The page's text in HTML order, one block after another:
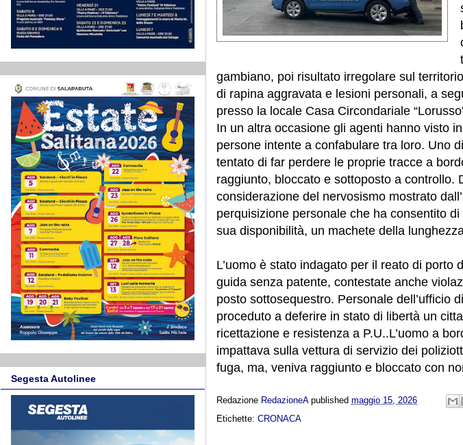
gambiano, poi risultato irregolare sul
di rapina aggravata e lesioni personali, a
presso la locale Casa Circondariale
In un altra occasione gli agenti hanno visto
persone intente a confabulare tra loro. Uno
tentato di far perdere le proprie tracce a
raggiunto, bloccato e sottoposto a controllo.
considerazione del nervosismo mostrato
perquisizione personale che ha consentito
sua disponibilità, un machete della
L’uomo è stato indagato per il reato di
guida senza patente, contestate anche
posto sottosequestro. Personale dell’ufficio
proceduto a deferire in stato di libertà un
ricettazione e resistenza a P.U..L’uomo a
impattava sulla vettura di servizio dei
fuga, ma, veniva raggiunto e bloccato con
Redazione RedazioneA published maggio 15, 2026
Etichette: CRONACA
Segesta Autolinee